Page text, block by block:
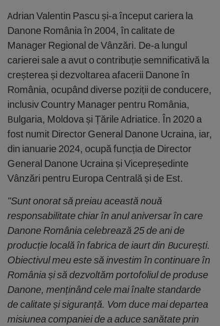
Adrian Valentin Pascu și-a început cariera la
Danone România în 2004, în calitate de
Manager Regional de Vânzări. De-a lungul
carierei sale a avut o contribuție semnificativă la
creșterea și dezvoltarea afacerii Danone în
România, ocupând diverse poziții de conducere,
inclusiv Country Manager pentru România,
Bulgaria, Moldova și Țările Adriatice. În 2020 a
fost numit Director General Danone Ucraina, iar,
din ianuarie 2024, ocupă funcția de Director
General Danone Ucraina și Vicepreședinte
Vânzări pentru Europa Centrală și de Est.
"Sunt onorat să preiau această nouă
responsabilitate chiar în anul aniversar în care
Danone România celebrează 25 de ani de
producțielocală în fabrica de iaurt din București.
Obiectivul meu este să investim în continuare în
România și să dezvoltăm portofoliul de produse
Danone, menținând cele mai înalte standarde
de calitate și siguranță. Vom duce mai departea
misiunea companiei de a aduce sanătate prin